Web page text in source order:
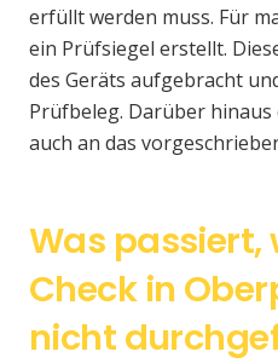
erfüllt werden muss. Für
ein Prüfsiegel erstellt.
des Geräts aufgebracht
Prüfbeleg. Darüber
auch an das
Was passiert,
Check in
nicht